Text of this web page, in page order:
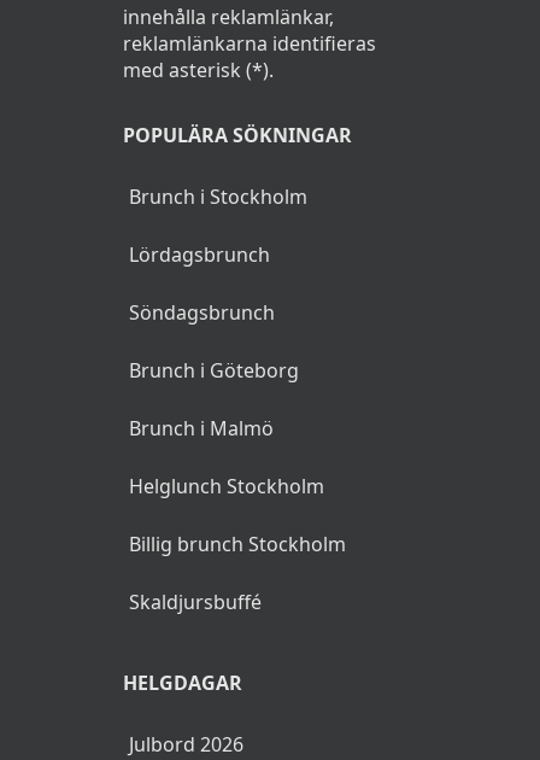
innehålla reklamlänkar,
reklamlänkarna identifieras
med asterisk (*).
POPULÄRA SÖKNINGAR
Brunch i Stockholm
Lördagsbrunch
Söndagsbrunch
Brunch i Göteborg
Brunch i Malmö
Helglunch Stockholm
Billig brunch Stockholm
Skaldjursbuffé
HELGDAGAR
Julbord 2026